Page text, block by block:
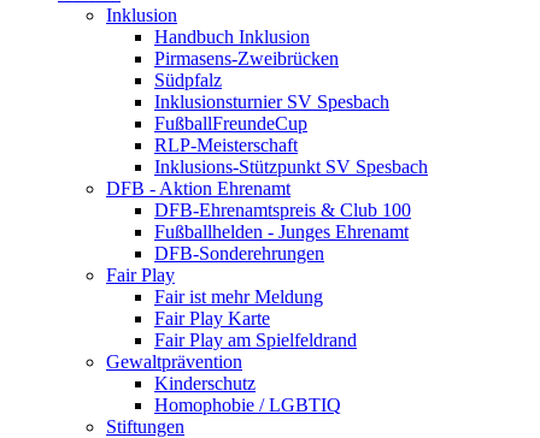
Inklusion
Handbuch Inklusion
Pirmasens-Zweibrücken
Südpfalz
Inklusionsturnier SV Spesbach
FußballFreundeCup
RLP-Meisterschaft
Inklusions-Stützpunkt SV Spesbach
DFB - Aktion Ehrenamt
DFB-Ehrenamtspreis & Club 100
Fußballhelden - Junges Ehrenamt
DFB-Sonderehrungen
Fair Play
Fair ist mehr Meldung
Fair Play Karte
Fair Play am Spielfeldrand
Gewaltprävention
Kinderschutz
Homophobie / LGBTIQ
Stiftungen